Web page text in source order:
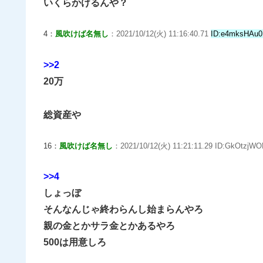
いくらかけるんや？
4： 風吹けば名無し ：2021/10/12(火) 11:16:40.71
>>2
20万
総資産や
16： 風吹けば名無し ：2021/10/12(火) 11:21:11.29
>>4
しょっぼ
そんなんじゃ終わらんし始まらんやろ
親の金とかサラ金とかあるやろ
500は用意しろ